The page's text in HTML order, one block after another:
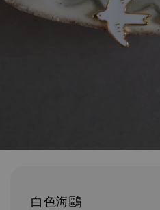
白色海鷗